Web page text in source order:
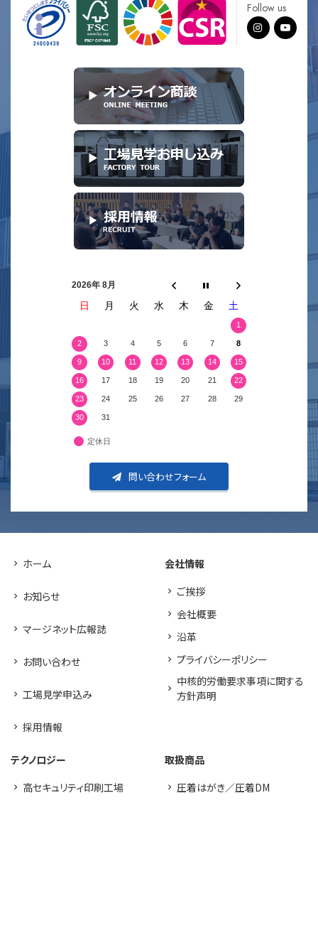
Follow us
2026年 8月
日 月 火 水 木 金 土
1
2 3 4 5 6 7 8
9 10 11 12 13 14 15
16 17 18 19 20 21 22
23 24 25 26 27 28 29
30 31
定休日
問い合わせフォーム
ホーム
お知らせ
マージネット広報誌
お問い合わせ
工場見学申込み
採用情報
会社情報
ご挨拶
会社概要
沿革
プライバシーポリシー
中核的労働要求事項に関する
方針声明
テクノロジー
高セキュリティ印刷工場
取扱商品
圧着はがき／圧着DM